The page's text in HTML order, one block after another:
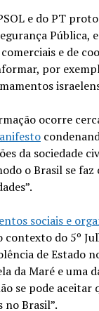
e do PT
e de
por
ocorre
da
o Brasil se faz
sociais e
contexto do 5º
de Estado
da Maré e uma
se pode
no Brasil”.